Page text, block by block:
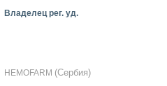
Владелец рег. уд.
HEMOFARM (Сербия)